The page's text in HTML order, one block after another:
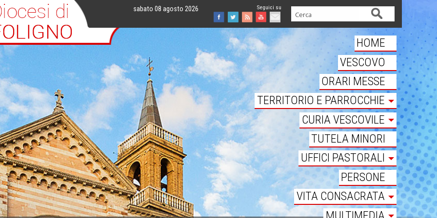
sabato 08 agosto 2026
Facebook
Twitter
FeedYoutube
Mail
Cerca
HOME
VESCOVO
ORARI MESSE
TERRITORIO E PARROCCHIE
CURIA VESCOVILE
TUTELA MINORI
UFFICI PASTORALI
PERSONE
VITA CONSACRATA